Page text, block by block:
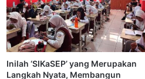
Inilah ‘SIKaSEP’ yang Merupakan
Langkah Nyata, Membangun